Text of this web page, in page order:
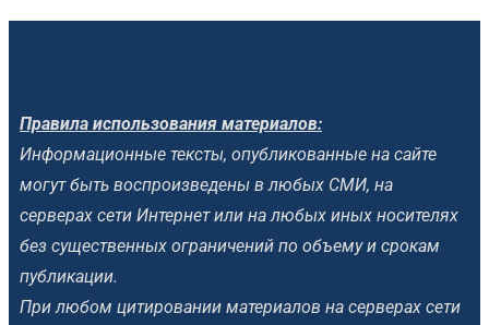
Правила использования материалов:
Информационные тексты, опубликованные на сайте
могут быть воспроизведены в любых СМИ, на
серверах сети Интернет или на любых иных носителях
без существенных ограничений по объему и срокам
публикации.
При любом цитировании материалов на серверах сети